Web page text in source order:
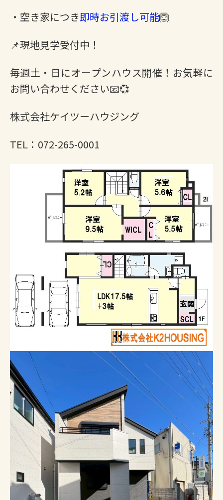
・空き家につき即時お引渡し可能🙆
📌現地見学受付中！
毎週土・日にオープンハウス開催！お気軽に
お問い合わせください📧💞
株式会社ケイツーハウジング
TEL：072-265-0001